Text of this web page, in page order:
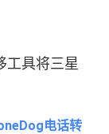
工具将三星
电话转